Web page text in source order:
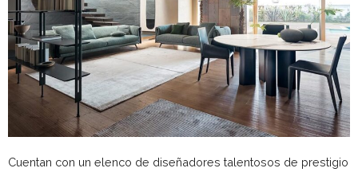
Cuentan con un elenco de diseñadores talentosos de prestigio